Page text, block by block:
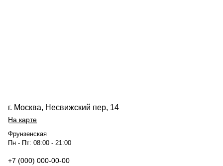
г. Москва, Несвижский пер, 14
На карте
Фрунзенская
Пн - Пт: 08:00 - 21:00
+7 (000) 000-00-00